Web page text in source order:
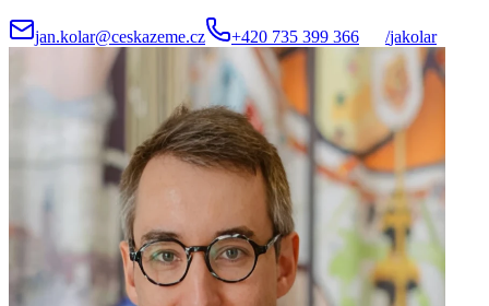
jan.kolar@ceskazeme.cz +420 735 399 366 /jakolar